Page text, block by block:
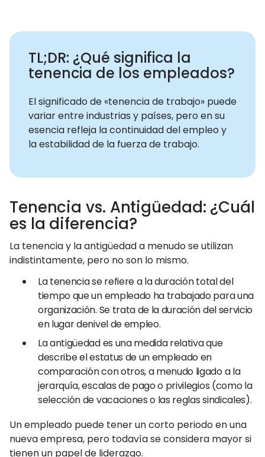
TL;DR: ¿Qué significa la
tenencia de los empleados?
El significado de «tenencia de trabajo» puede
variar entre industrias y países, pero en su
esencia refleja la continuidad del empleo y
la estabilidad de la fuerza de trabajo.
Tenencia vs. Antigüedad: ¿Cuál
es la diferencia?
La tenencia y la antigüedad a menudo se utilizan
indistintamente, pero no son lo mismo.
La tenencia se refiere a la duración total del
tiempo que un empleado ha trabajado para una
organización. Se trata de la duración del servicio
en lugar denivel de empleo.
La antigüedad es una medida relativa que
describe el estatus de un empleado en
comparación con otros, a menudo ligado a la
jerarquía, escalas de pago o privilegios (como la
selección de vacaciones o las reglas sindicales).
Un empleado puede tener un corto periodo en una
nueva empresa, pero todavía se considera mayor si
tienen un papel de liderazgo.